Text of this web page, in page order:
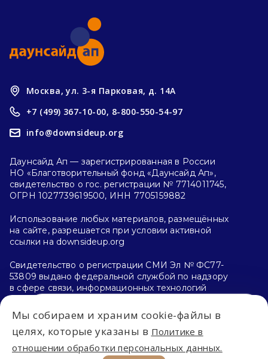
Впервые на сайте?
С чего начать?
Москва, ул. 3-я Парковая, д. 14А
+7 (499) 367-10-00, 8-800-550-54-97
info@downsideup.org
Даунсайд Ап — зарегистрированная в России
НО «Благотворительный фонд «Даунсайд Ап»,
свидетельство о гос. регистрации № 7714011745,
ОГРН 1027739619500, ИНН 7705159882
Использование любых материалов, размещённых
на сайте, разрешается при условии активной
ссылки на downsideup.org
Свидетельство о регистрации СМИ Эл № ФС77-
53809 выдано федеральной службой по надзору
в сфере связи, информационных технологий
и массовых коммуникаций (Роскомнадзор)
26.04.2013 г.
Политика конфиденциальности
Мы собираем и храним cookie-файлы в
целях, которые указаны в Политике в
отношении обработки персональных данных.